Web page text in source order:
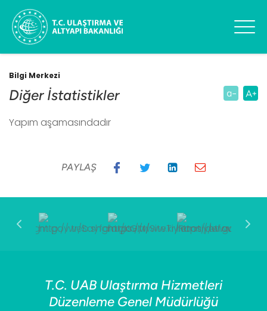
Bilgi Merkezi
Diğer İstatistikler
Yapım aşamasındadır
PAYLAŞ
T.C. UAB Ulaştırma Hizmetleri
Düzenleme Genel Müdürlüğü